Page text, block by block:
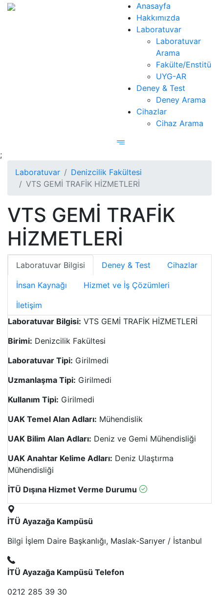
Anasayfa
Hakkımızda
Laboratuvar
Laboratuvar
Arama
Fakülte/Enstitü
UYG-AR
Deney & Test
Deney Arama
Cihazlar
Cihaz Arama
;
Laboratuvar
Denizcilik Fakültesi
VTS GEMİ TRAFİK HİZMETLERİ
VTS GEMİ TRAFİK
HİZMETLERİ
Laboratuvar Bilgisi Deney & Test Cihazlar
İnsan Kaynağı Hizmet ve İş Çözümleri
İletişim
Laboratuvar Bilgisi: VTS GEMİ TRAFİK HİZMETLERİ
Birimi: Denizcilik Fakültesi
Laboratuvar Tipi: Girilmedi
Uzmanlaşma Tipi: Girilmedi
Kullanım Tipi: Girilmedi
UAK Temel Alan Adları: Mühendislik
UAK Bilim Alan Adları: Deniz ve Gemi Mühendisliği
UAK Anahtar Kelime Adları: Deniz Ulaştırma
Mühendisliği
İTÜ Dışına Hizmet Verme Durumu
İTÜ Ayazağa Kampüsü
Bilgi İşlem Daire Başkanlığı, Maslak-Sarıyer / İstanbul
İTÜ Ayazağa Kampüsü Telefon
0212 285 39 30